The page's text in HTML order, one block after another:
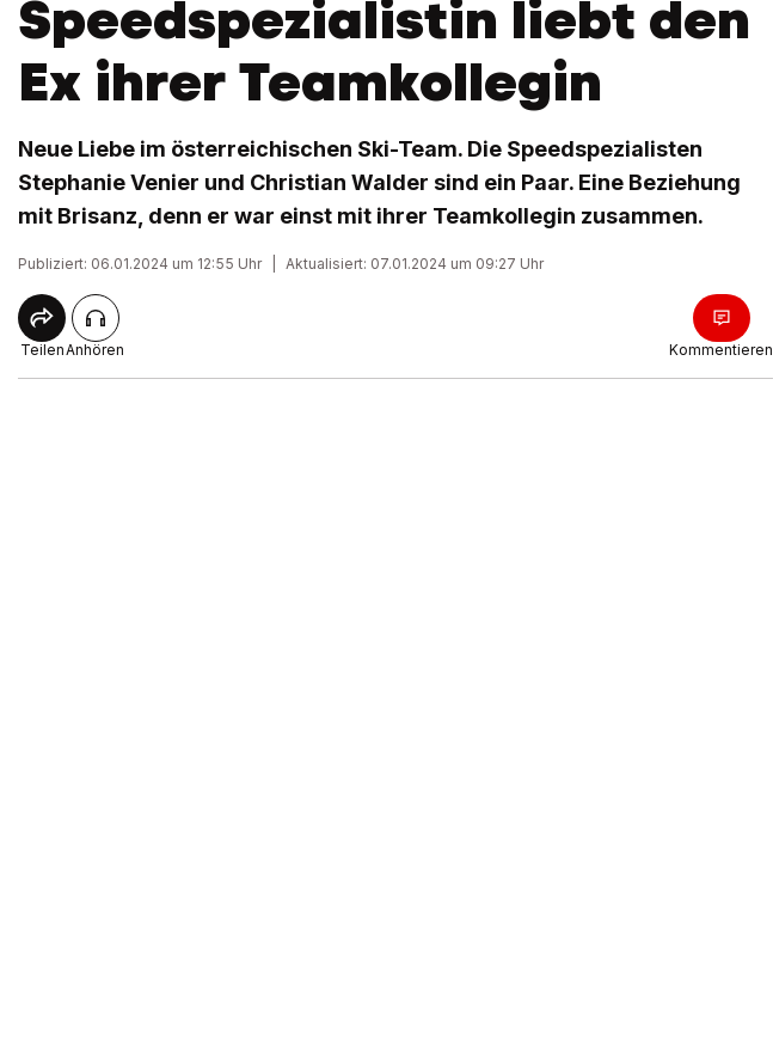
Speedspezialistin liebt den
Ex ihrer Teamkollegin
Neue Liebe im österreichischen Ski-Team. Die Speedspezialisten
Stephanie Venier und Christian Walder sind ein Paar. Eine Beziehung
mit Brisanz, denn er war einst mit ihrer Teamkollegin zusammen.
Publiziert: 06.01.2024 um 12:55 Uhr Aktualisiert: 07.01.2024 um 09:27 Uhr
TeilenAnhören Kommentieren